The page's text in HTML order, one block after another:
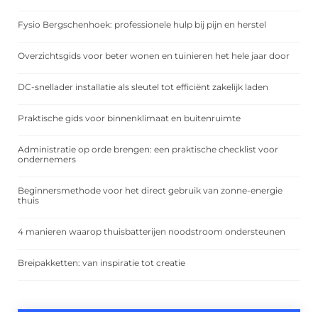
Fysio Bergschenhoek: professionele hulp bij pijn en herstel
Overzichtsgids voor beter wonen en tuinieren het hele jaar door
DC-snellader installatie als sleutel tot efficiënt zakelijk laden
Praktische gids voor binnenklimaat en buitenruimte
Administratie op orde brengen: een praktische checklist voor
ondernemers
Beginnersmethode voor het direct gebruik van zonne-energie
thuis
4 manieren waarop thuisbatterijen noodstroom ondersteunen
Breipakketten: van inspiratie tot creatie